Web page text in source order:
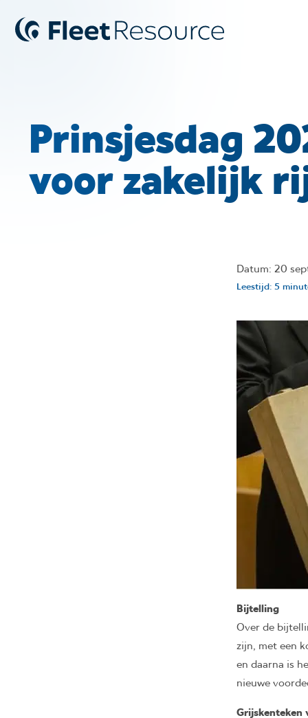
Prinsjesdag
voor zakelijk
Datum: 20
Leestijd: 5
Bijtelling
Over de
zijn, met een
en daarna is
nieuwe
Grijskenteken